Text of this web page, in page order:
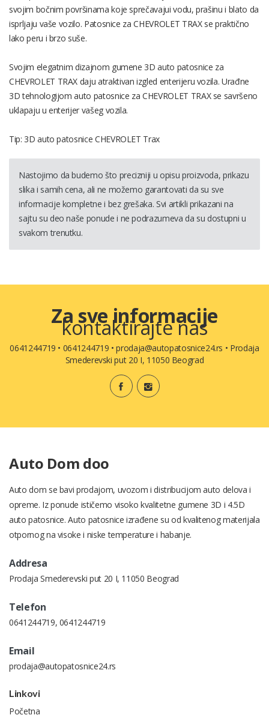
svojim bočnim površinama koje sprečavajui vodu, prašinu i blato da
isprljaju vaše vozilo. Patosnice za CHEVROLET TRAX se praktično
lako peru i brzo suše.
Svojim elegatnim dizajnom gumene 3D auto patosnice za
CHEVROLET TRAX daju atraktivan izgled enterijeru vozila. Urađne
3D tehnologijom auto patosnice za CHEVROLET TRAX se savršeno
uklapaju u enterijer vašeg vozila.
Tip: 3D auto patosnice CHEVROLET Trax
Nastojimo da budemo što precizniji u opisu proizvoda, prikazu
slika i samih cena, ali ne možemo garantovati da su sve
informacije kompletne i bez grešaka. Svi artikli prikazani na
sajtu su deo naše ponude i ne podrazumeva da su dostupni u
svakom trenutku.
Za sve informacije
kontaktirajte nas
0641244719 • 0641244719 •prodaja@autopatosnice24.rs • Prodaja
Smederevski put 20 I, 11050 Beograd
Auto Dom doo
Auto dom se bavi prodajom, uvozom i distribucijom auto delova i
opreme. Iz ponude ističemo visoko kvalitetne gumene 3D i 4.5D
auto patosnice. Auto patosnice izrađene su od kvalitenog materijala
otpornog na visoke i niske temperature i habanje.
Addresa
Prodaja Smederevski put 20 I, 11050 Beograd
Telefon
0641244719, 0641244719
Email
prodaja@autopatosnice24.rs
Linkovi
Početna